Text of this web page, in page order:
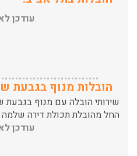
החל מהובלת תכולת דירה
עודכן